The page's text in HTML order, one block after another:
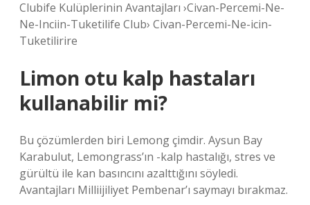
Clubife Kulüplerinin Avantajları ›Civan-Percemi-Ne-
Ne-Inciin-Tuketilife Club› Civan-Percemi-Ne-icin-
Tuketilirire
Limon otu kalp hastaları
kullanabilir mi?
Bu çözümlerden biri Lemong çimdir. Aysun Bay
Karabulut, Lemongrass’ın -kalp hastalığı, stres ve
gürültü ile kan basıncını azalttığını söyledi.
Avantajları Milliijiliyet Pembenar’ı saymayı bırakmaz.